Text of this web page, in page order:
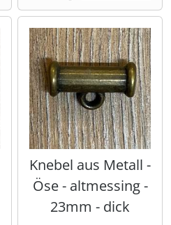
Knebel aus Metall -
Öse - altmessing -
23mm - dick